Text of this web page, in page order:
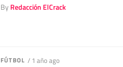
ByRedacción ElCrack
FÚTBOL / 1 año ago